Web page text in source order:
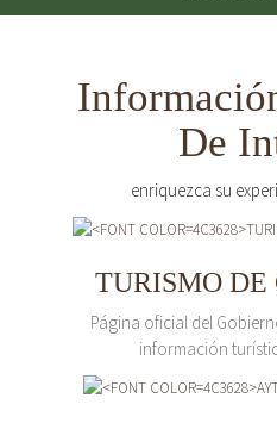
De
enriquezca su
TURISMO
Página oficial del
información